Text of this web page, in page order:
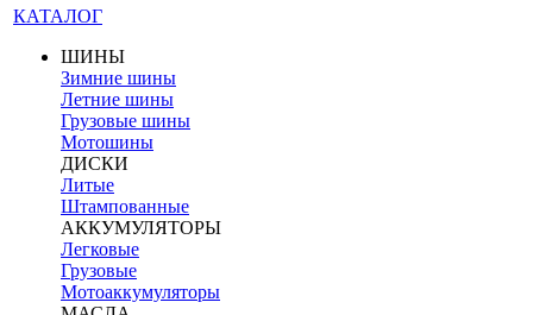
КАТАЛОГ
ШИНЫ
Зимние шины
Летние шины
Грузовые шины
Мотошины
ДИСКИ
Литые
Штампованные
АККУМУЛЯТОРЫ
Легковые
Грузовые
Мотоаккумуляторы